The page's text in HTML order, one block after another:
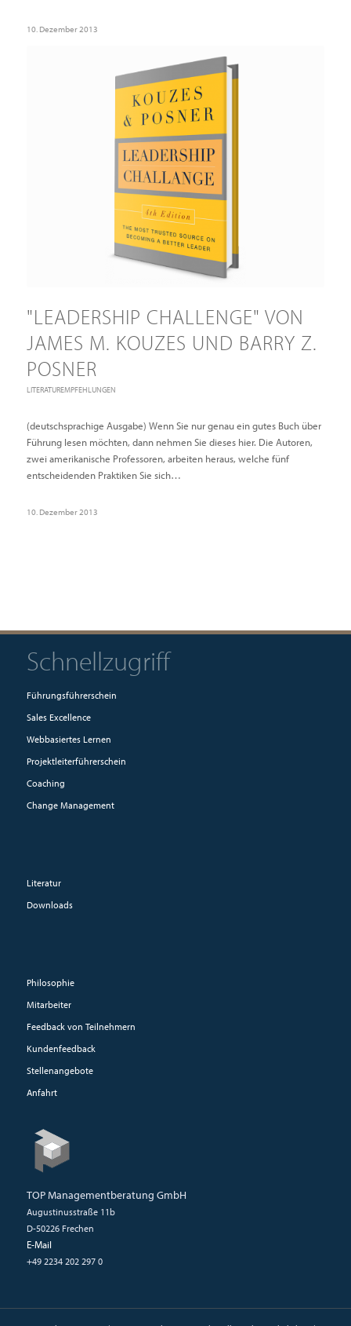
10. Dezember 2013
"LEADERSHIP CHALLENGE" VON
JAMES M. KOUZES UND BARRY Z.
POSNER
LITERATUREMPFEHLUNGEN
(deutschsprachige Ausgabe) Wenn Sie nur genau ein gutes Buch über
Führung lesen möchten, dann nehmen Sie dieses hier. Die Autoren,
zwei amerikanische Professoren, arbeiten heraus, welche fünf
entscheidenden Praktiken Sie sich…
10. Dezember 2013
Schnellzugriff
Führungsführerschein
Sales Excellence
Webbasiertes Lernen
Projektleiterführerschein
Coaching
Change Management
Literatur
Downloads
Philosophie
Mitarbeiter
Feedback von Teilnehmern
Kundenfeedback
Stellenangebote
Anfahrt
TOP Managementberatung GmbH
Augustinusstraße 11b
D-50226 Frechen
E-Mail
+49 2234 202 297 0